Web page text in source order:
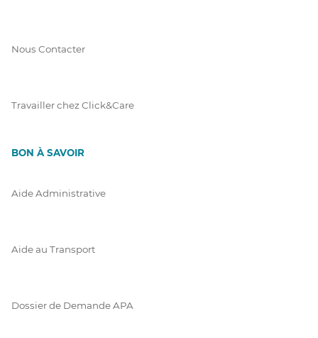
Nous Contacter
Travailler chez Click&Care
BON À SAVOIR
Aide Administrative
Aide au Transport
Dossier de Demande APA